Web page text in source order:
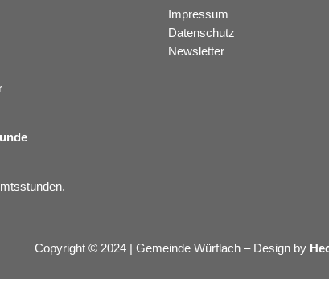
Impressum
Datenschutz
Newsletter
Copyright © 2024 | Gemeinde Würflach – Design by